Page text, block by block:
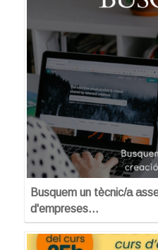
Busquem un tècnic/a
d'empreses…